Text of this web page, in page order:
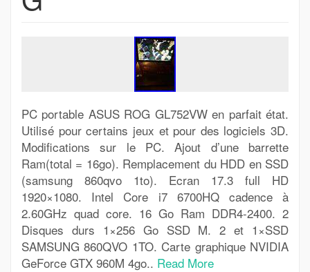
PC portable ASUS ROG GL752VW en parfait état.
Utilisé pour certains jeux et pour des logiciels 3D.
Modifications sur le PC. Ajout d’une barrette
Ram(total = 16go). Remplacement du HDD en SSD
(samsung 860qvo 1to). Ecran 17.3 full HD
1920×1080. Intel Core i7 6700HQ cadence à
2.60GHz quad core. 16 Go Ram DDR4-2400. 2
Disques durs 1×256 Go SSD M. 2 et 1×SSD
SAMSUNG 860QVO 1TO. Carte graphique NVIDIA
GeForce GTX 960M 4go.. Read More